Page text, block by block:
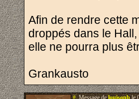
Afin de rendre cette
droppés dans le
elle ne pourra plus
Grankausto
#.Message delouisonble